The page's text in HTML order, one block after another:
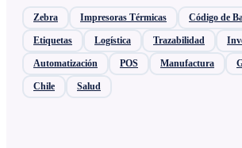
Zebra Impresoras Térmicas Código de
Etiquetas Logística Trazabilidad
Automatización POS Manufactura
Chile Salud